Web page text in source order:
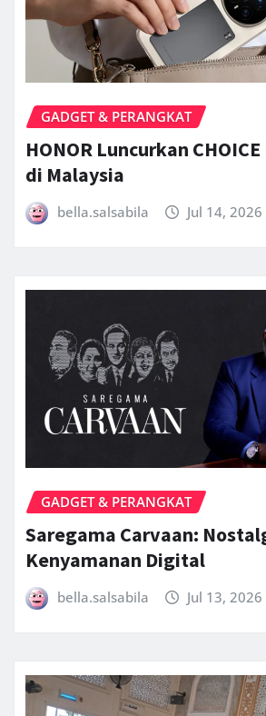
GADGET & PERANGKAT
HONOR Luncurkan
di Malaysia
bella.salsabila Jul 14, 2026
GADGET & PERANGKAT
Saregama Carvaan:
Kenyamanan Digital
bella.salsabila Jul 13, 2026